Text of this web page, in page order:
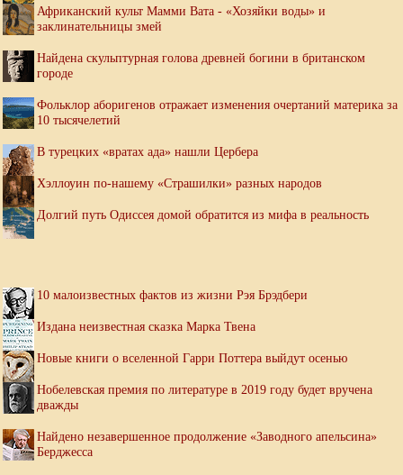
Африканский культ Мамми Вата - «Хозяйки воды» и
заклинательницы змей
Найдена скульптурная голова древней богини в британском
городе
Фольклор аборигенов отражает изменения очертаний материка за
10 тысячелетий
В турецких «вратах ада» нашли Цербера
Хэллоуин по-нашему «Страшилки» разных народов
Долгий путь Одиссея домой обратится из мифа в реальность
10 малоизвестных фактов из жизни Рэя Брэдбери
Издана неизвестная сказка Марка Твена
Новые книги о вселенной Гарри Поттера выйдут осенью
Нобелевская премия по литературе в 2019 году будет вручена
дважды
Найдено незавершенное продолжение «Заводного апельсина»
Берджесса